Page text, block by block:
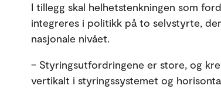
I tillegg skal helhetstenkningen som
integreres i politikk på to selvstyrte,
nasjonale nivået.
– Styringsutfordringene er store, og
vertikalt i styringssystemet og